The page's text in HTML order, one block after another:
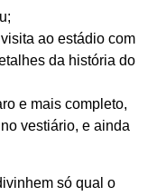
ao estádio com
da história do
e mais completo,
vestiário, e ainda
só qual o